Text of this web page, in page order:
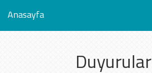
Anasayfa
Duyurular